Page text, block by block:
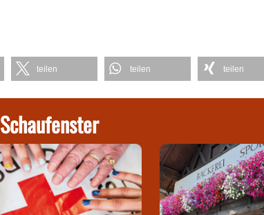
teilen teilen teilen
Schaufenster